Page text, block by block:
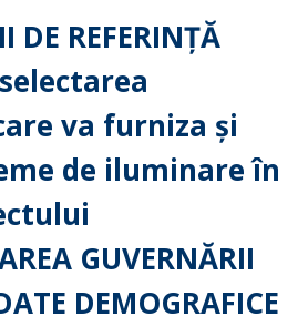
DE REFERINȚĂ
va furniza și
de iluminare în
GUVERNĂRII
DEMOGRAFICE